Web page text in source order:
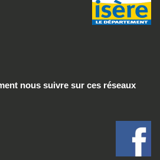
nous suivre sur ces réseaux